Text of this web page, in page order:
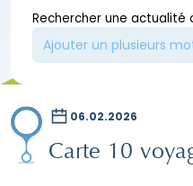
Rechercher une actualité
06.02.2026
Carte 10